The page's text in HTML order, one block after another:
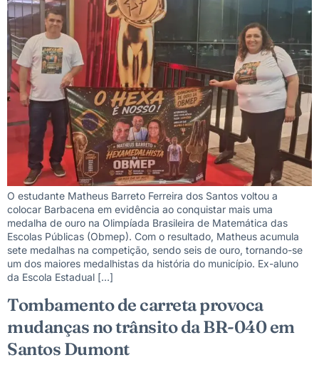
O estudante Matheus Barreto Ferreira dos Santos voltou a
colocar Barbacena em evidência ao conquistar mais uma
medalha de ouro na Olimpíada Brasileira de Matemática das
Escolas Públicas (Obmep). Com o resultado, Matheus acumula
sete medalhas na competição, sendo seis de ouro, tornando-se
um dos maiores medalhistas da história do município. Ex-aluno
da Escola Estadual […]
Tombamento de carreta provoca
mudanças no trânsito da BR-040 em
Santos Dumont